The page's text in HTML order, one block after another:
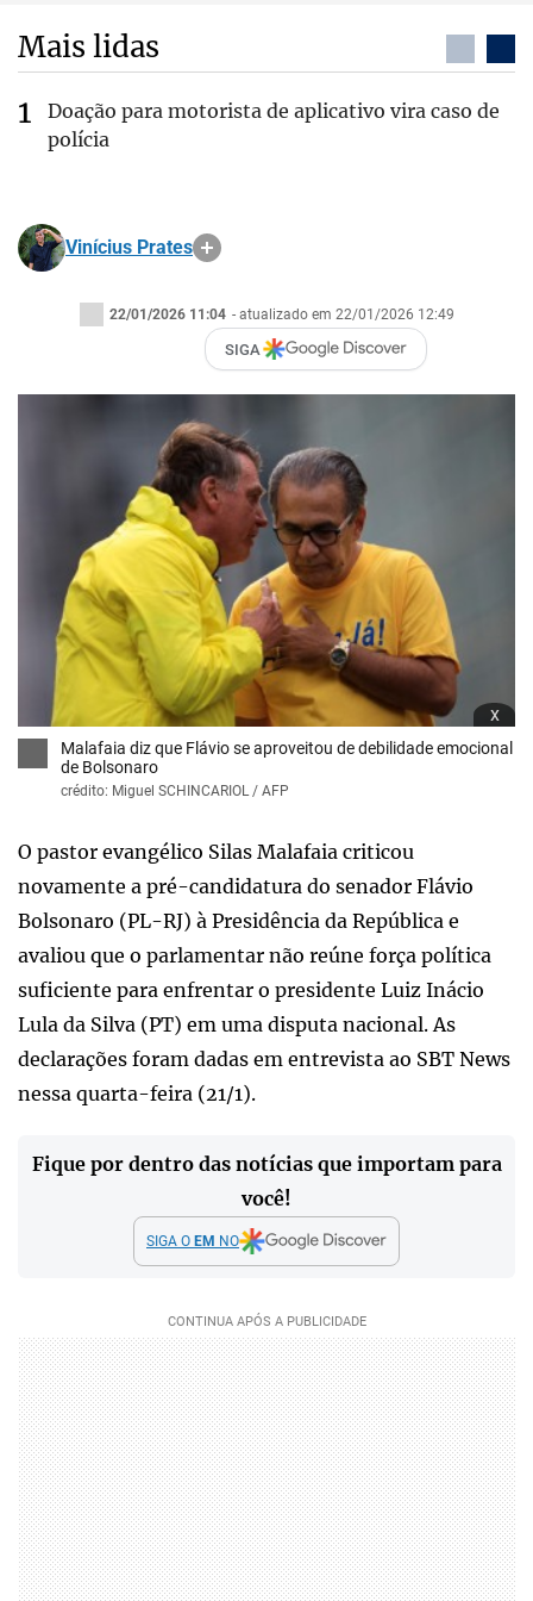
Mais lidas
Doação para motorista de aplicativo vira caso de
polícia
Vinícius Prates
22/01/2026 11:04 - atualizado em 22/01/2026 12:49
SIGA
x
Malafaia diz que Flávio se aproveitou de debilidade emocional
de Bolsonaro
crédito: Miguel SCHINCARIOL / AFP
O pastor evangélico Silas Malafaia criticou
novamente a pré-candidatura do senador Flávio
Bolsonaro (PL-RJ) à Presidência da República e
avaliou que o parlamentar não reúne força política
suficiente para enfrentar o presidente Luiz Inácio
Lula da Silva (PT) em uma disputa nacional. As
declarações foram dadas em entrevista ao SBT News
nessa quarta-feira (21/1).
Fique por dentro das notícias que importam para
você!
SIGA O EM NO